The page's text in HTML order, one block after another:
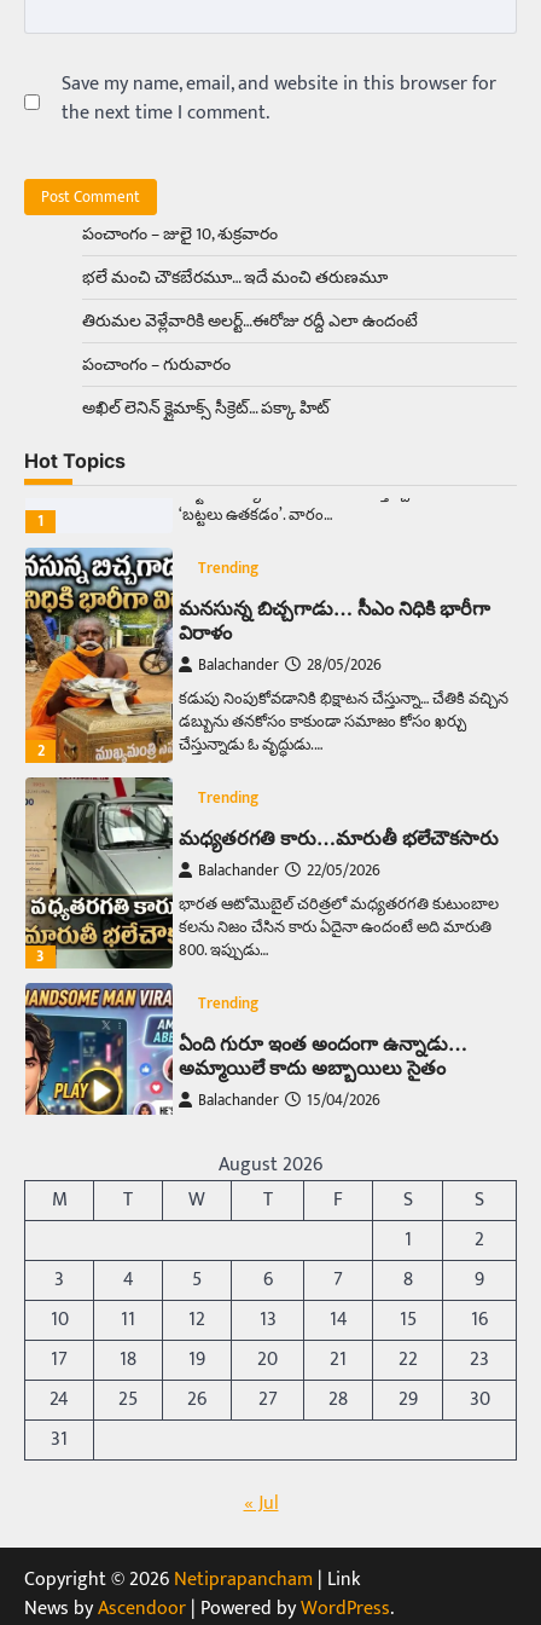
Save my name, email, and website in this browser for
the next time I comment.
పంచాంగం – జులై 10, శుక్రవారం
భలే మంచి చౌకబేరమూ… ఇదే మంచి తరుణమూ
తిరుమల వెళ్లేవారికి అలర్ట్‌…ఈరోజు రద్దీ ఎలా ఉందంటే
పంచాంగం – గురువారం
అఖిల్‌ లెనిన్ క్లైమాక్స్‌ సీక్రెట్‌… పక్కా హిట్‌
Hot Topics
అందమైన అమ్మాయిని పుత్తడి బొమ్మఅని లేదా బాపూ
అందంగా ఉంటారనే నానుడి…
Balachander
ఉత్తర ప్రదేశ్‌లోని ఝాన్సీ జిల్లాలో ఒక వింతైన రోడ్డు
ప్రమాదం చోటుచేసుకుంది. ఝాన్సీ–కాన్పూర్ జాతీయ
రహదారిపై వేల సంఖ్యలో బీరు…
1
Trending
అక్కడ ఆదివారం బట్టలు ఉతికితే…జైలుకే
సాఫ్ట్‌వేర్ ఉద్యోగి వరకు అందరికీ గుర్తొచ్చే మొదటి పని
‘బట్టలు ఉతకడం’. వారం…
2
Trending
మనసున్న బిచ్చగాడు… సీఎం నిధికి భారీగా
విరాళం
Balachander 28/05/2026
కడుపు నింపుకోవడానికి భిక్షాటన చేస్తున్నా… చేతికి వచ్చిన
డబ్బును తనకోసం కాకుండా సమాజం కోసం ఖర్చు
చేస్తున్నాడు ఓ వృద్ధుడు.…
3
Trending
మధ్యతరగతి కారు…మారుతీ భలేచౌకసారు
Balachander 22/05/2026
భారత ఆటోమొబైల్ చరిత్రలో మధ్యతరగతి కుటుంబాల
కలను నిజం చేసిన కారు ఏదైనా ఉందంటే అది మారుతి
800. ఇప్పుడు…
4
Trending
ఏంది గురూ ఇంత అందంగా ఉన్నాడు…
అమ్మాయిలే కాదు అబ్బాయిలు సైతం
Balachander 15/04/2026
బోమ్మ అని పిలుస్తాం. స్పెయిన్‌ అమ్మాయిలు చాలా
అందంగా ఉంటారనే నానుడి…
5
రోడ్డుపై ఏరులై పారిన బీర్లు… ఘాటుతో
మండుతున్న నోర్లు
Balachander 15/04/2026
ఉత్తర ప్రదేశ్‌లోని ఝాన్సీ జిల్లాలో ఒక వింతైన రోడ్డు
ప్రమాదం చోటుచేసుకుంది. ఝాన్సీ–కాన్పూర్ జాతీయ
రహదారిపై వేల సంఖ్యలో బీరు…
Trending
అక్కడ ఆదివారం బట్టలు ఉతికితే…జైలుకే
ఆదివారం వచ్చిందంటే చాలు సామాన్యుడి నుండి
సాఫ్ట్‌వేర్ ఉద్యోగి వరకు అందరికీ గుర్తొచ్చే మొదటి పని
‘బట్టలు ఉతకడం’. వారం…
August 2026
M
T W T F S
S
1
2
3
4 5 6 7 8
9
10
11 12 13 14 15
16
17
18 19 20 21 22
23
24
25 26 27 28 29
30
31
« Jul
Copyright © 2026Netiprapancham | Link
News byAscendoor| Powered byWordPress.